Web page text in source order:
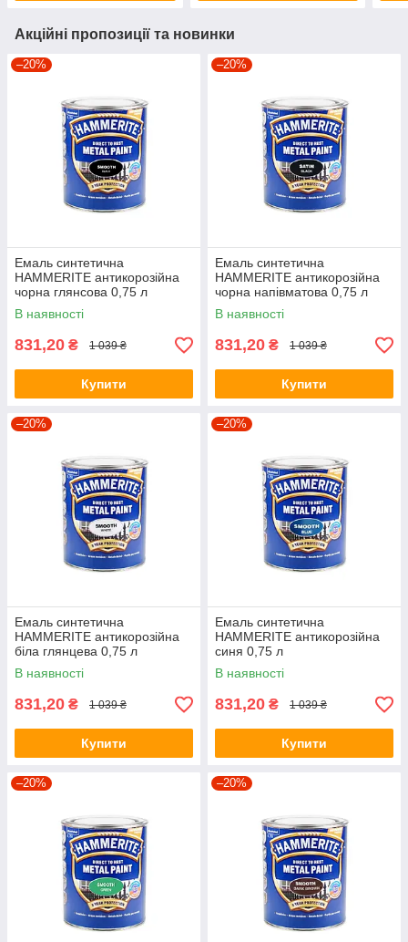
Акційні пропозиції та новинки
–20%
Емаль синтетична
HAMMERITE антикорозійна
чорна глянсова 0,75 л
В наявності
831,20 ₴ 1 039 ₴
Купити
–20%
Емаль синтетична
HAMMERITE антикорозійна
чорна напівматова 0,75 л
В наявності
831,20 ₴ 1 039 ₴
Купити
–20%
Емаль синтетична
HAMMERITE антикорозійна
біла глянцева 0,75 л
В наявності
831,20 ₴ 1 039 ₴
Купити
–20%
Емаль синтетична
HAMMERITE антикорозійна
синя 0,75 л
В наявності
831,20 ₴ 1 039 ₴
Купити
–20% –20%